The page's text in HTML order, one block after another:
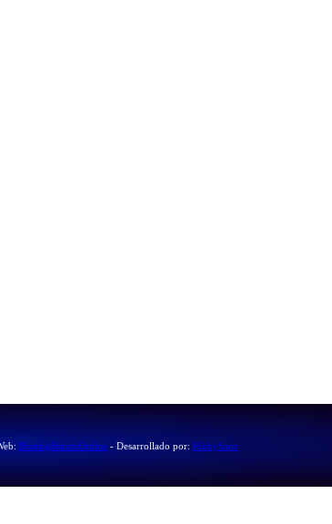
HostingBaratoOnline - Desarrollado por: RikkySanz